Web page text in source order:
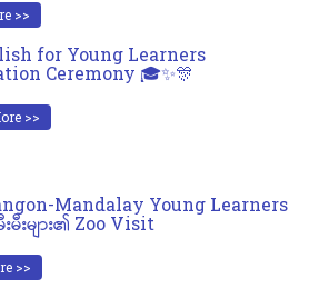
>>
for Young Learners
Ceremony 🎓✨🎊
>>
Mandalay Young Learners
မီးများ၏ Zoo Visit
>>